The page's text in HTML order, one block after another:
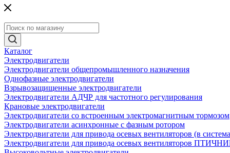
Каталог
Электродвигатели
Электродвигатели общепромышленного назначения
Однофазные электродвигатели
Взрывозащищенные электродвигатели
Электродвигатели АДЧР для частотного регулирования
Крановые электродвигатели
Электродвигатели со встроенным электромагнитным тормозом
Электродвигатели асинхронные с фазным ротором
Электродвигатели для привода осевых вентиляторов (в
Электродвигатели для привода осевых вентиляторов